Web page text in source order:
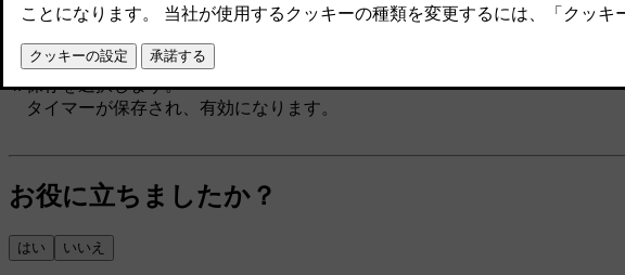
保存を選択します。
タイマーが保存され、有効になります。
お役に立ちましたか？
はい いいえ